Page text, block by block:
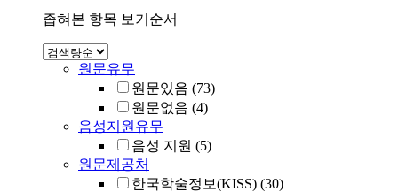
좁혀본 항목 보기순서
원문유무
원문있음 (73)
원문없음 (4)
음성지원유무
음성 지원 (5)
원문제공처
한국학술정보(KISS) (30)